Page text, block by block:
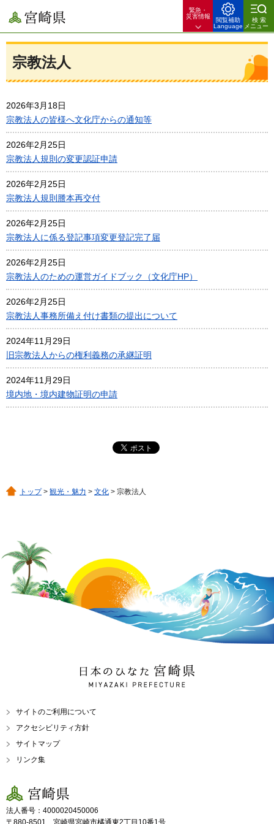
宮崎県
緊急・
災害情報
閲覧補助
Language
検索
メニュー
宗教法人
2026年3月18日
宗教法人の皆様へ文化庁からの通知等
2026年2月25日
宗教法人規則の変更認証申請
2026年2月25日
宗教法人規則謄本再交付
2026年2月25日
宗教法人に係る登記事項変更登記完了届
2026年2月25日
宗教法人のための運営ガイドブック（文化庁HP）
2026年2月25日
宗教法人事務所備え付け書類の提出について
2024年11月29日
旧宗教法人からの権利義務の承継証明
2024年11月29日
境内地・境内建物証明の申請
トップ> 観光・魅力 > 文化 > 宗教法人
日本のひなた 宮崎県
MIYAZAKI PREFECTURE
サイトのご利用について
アクセシビリティ方針
サイトマップ
リンク集
宮崎県
法人番号：4000020450006
〒880-8501 宮崎県宮崎市橘通東2丁目10番1号